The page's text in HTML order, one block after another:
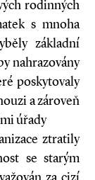
rodinných
s mnoha
základní
nahrazovány
poskytovaly
a zároveň
úřady
ztratily
se starým